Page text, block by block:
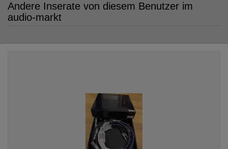
Andere Inserate von diesem Benutzer im
audio-markt